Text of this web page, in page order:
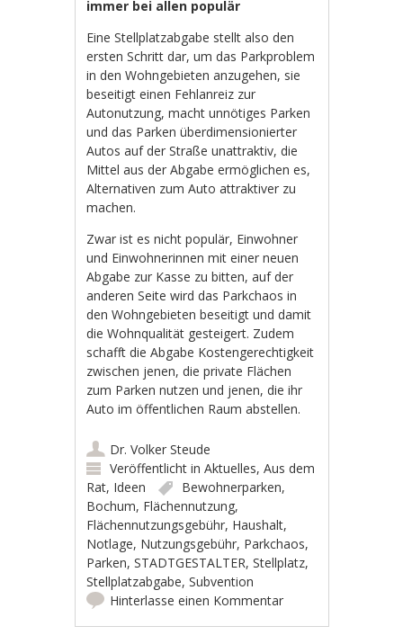
immer bei allen populär
Eine Stellplatzabgabe stellt also den
ersten Schritt dar, um das Parkproblem
in den Wohngebieten anzugehen, sie
beseitigt einen Fehlanreiz zur
Autonutzung, macht unnötiges Parken
und das Parken überdimensionierter
Autos auf der Straße unattraktiv, die
Mittel aus der Abgabe ermöglichen es,
Alternativen zum Auto attraktiver zu
machen.
Zwar ist es nicht populär, Einwohner
und Einwohnerinnen mit einer neuen
Abgabe zur Kasse zu bitten, auf der
anderen Seite wird das Parkchaos in
den Wohngebieten beseitigt und damit
die Wohnqualität gesteigert. Zudem
schafft die Abgabe Kostengerechtigkeit
zwischen jenen, die private Flächen
zum Parken nutzen und jenen, die ihr
Auto im öffentlichen Raum abstellen.
Dr. Volker Steude
Veröffentlicht inAktuelles,Aus dem
Rat, Ideen Bewohnerparken,
Bochum, Flächennutzung,
Flächennutzungsgebühr, Haushalt,
Notlage, Nutzungsgebühr, Parkchaos,
Parken,STADTGESTALTER,Stellplatz,
Stellplatzabgabe,Subvention
Hinterlasse einen Kommentar